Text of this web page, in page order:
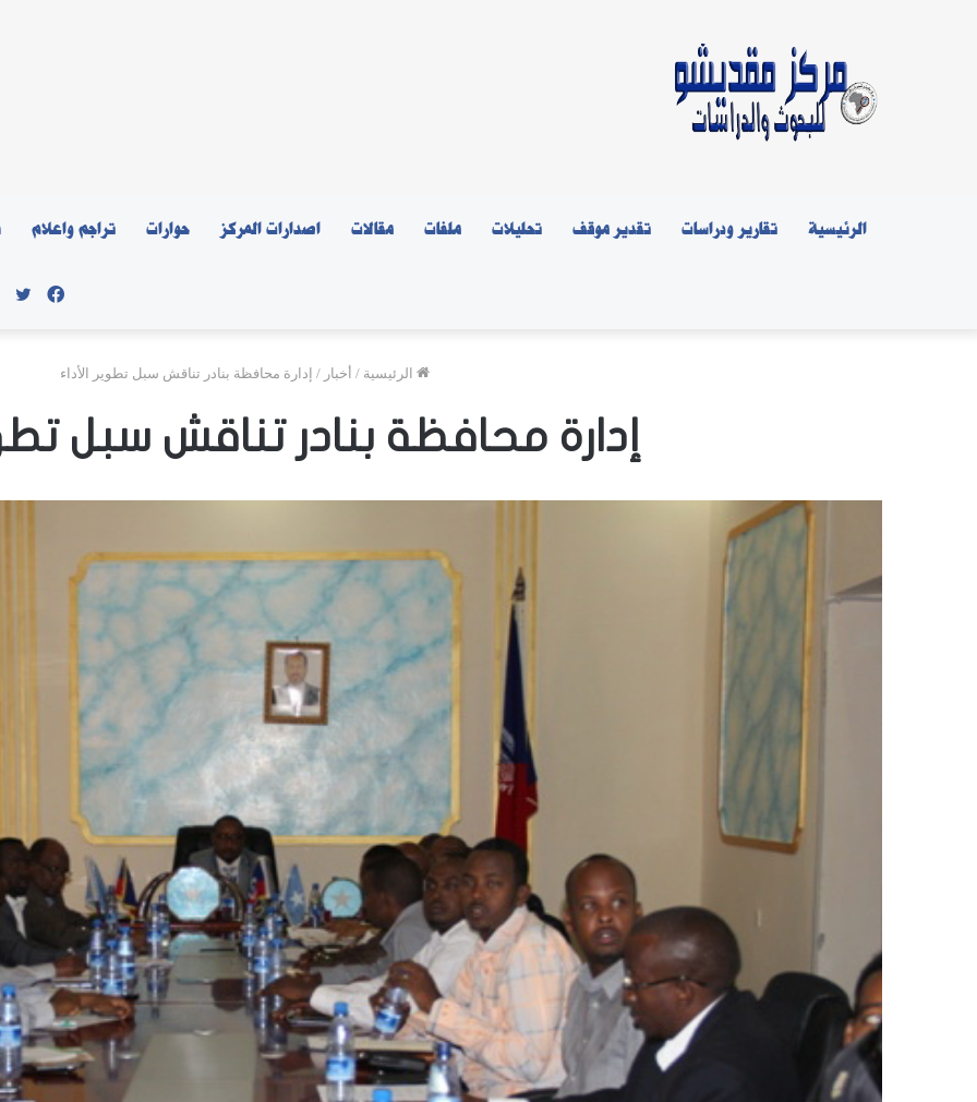
الرئيسية تقارير ودراسات تقدير موقف تحليلات ملفات مقالات اصدارات المركز حوارات تراجم واعلام
الرئيسية / أخبار / إدارة محافظة بنادر تناقش سبل تطوير الأداء
إدارة محافظة بنادر تناقش سبل